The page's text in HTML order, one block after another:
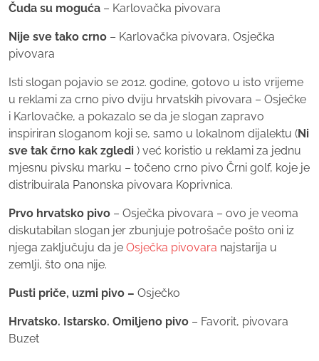
Čuda su moguća – Karlovačka pivovara
Nije sve tako crno – Karlovačka pivovara, Osječka
pivovara
Isti slogan pojavio se 2012. godine, gotovo u isto vrijeme
u reklami za crno pivo dviju hrvatskih pivovara – Osječke
i Karlovačke, a pokazalo se da je slogan zapravo
inspiriran sloganom koji se, samo u lokalnom dijalektu (Ni
sve tak črno kak zgledi ) već koristio u reklami za jednu
mjesnu pivsku marku – točeno crno pivo Črni golf, koje je
distribuirala Panonska pivovara Koprivnica.
Prvo hrvatsko pivo – Osječka pivovara – ovo je veoma
diskutabilan slogan jer zbunjuje potrošače pošto oni iz
njega zaključuju da je Osječka pivovara najstarija u
zemlji, što ona nije.
Pusti priče, uzmi pivo – Osječko
Hrvatsko. Istarsko. Omiljeno pivo – Favorit, pivovara
Buzet